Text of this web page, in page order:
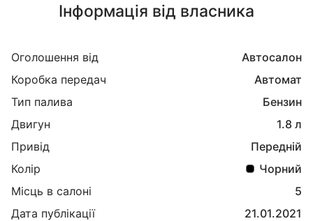
Інформація від власника
Оголошення від
Автосалон
Коробка передач
Автомат
Тип палива
Бензин
Двигун
1.8 л
Привід
Передній
Колір
Чорний
Місць в салоні
5
Дата публікації
21.01.2021